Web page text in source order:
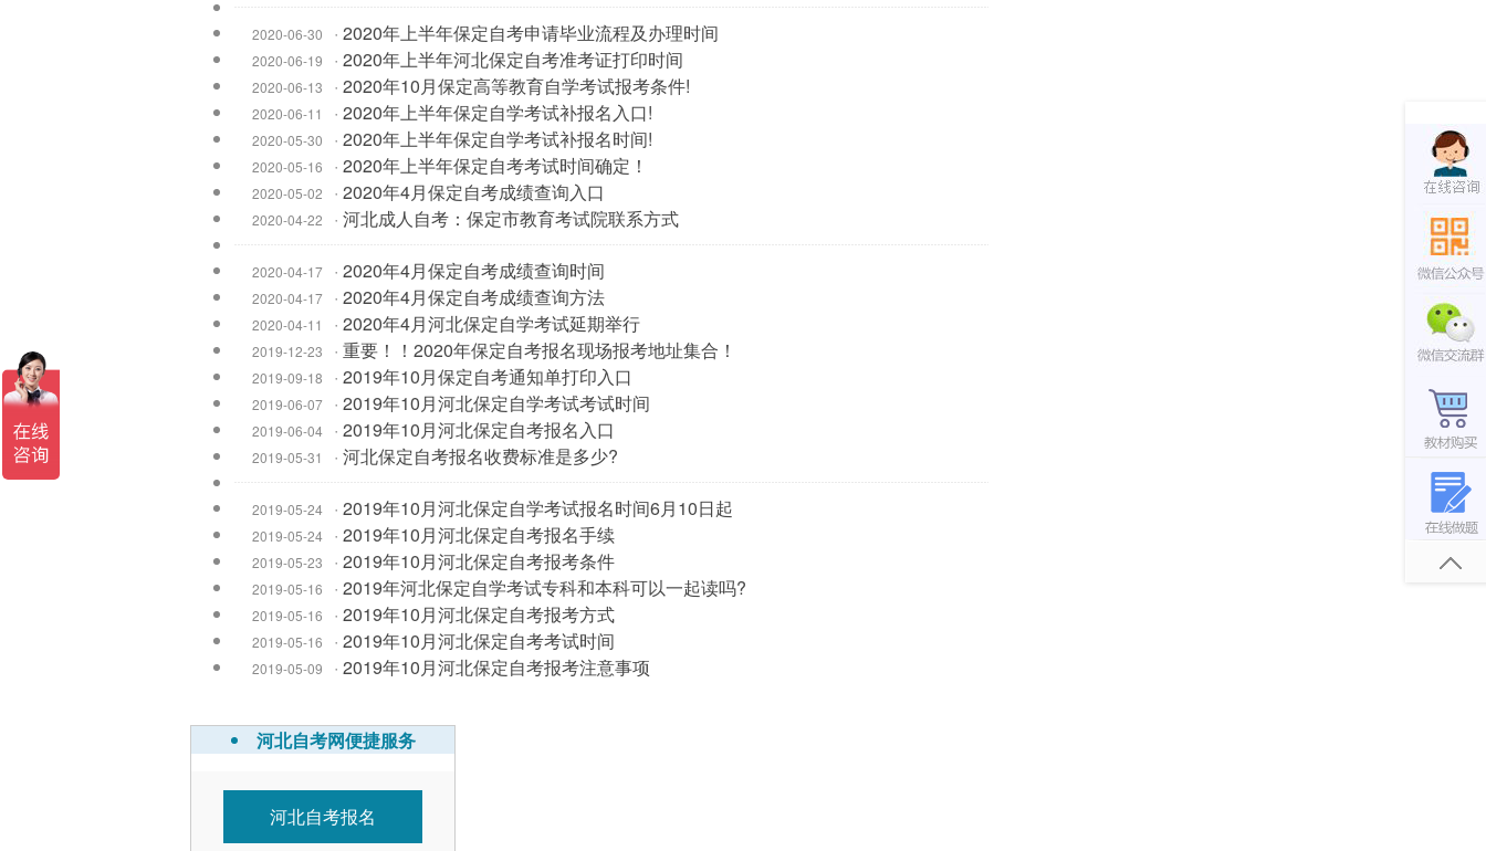
2020-06-30 · 2020年上半年保定自考申请毕业流程及办理时间
2020-06-19 · 2020年上半年河北保定自考准考证打印时间
2020-06-13 · 2020年10月保定高等教育自学考试报考条件!
2020-06-11 · 2020年上半年保定自学考试补报名入口!
2020-05-30 · 2020年上半年保定自学考试补报名时间!
2020-05-16 · 2020年上半年保定自考考试时间确定！
2020-05-02 · 2020年4月保定自考成绩查询入口
2020-04-22 · 河北成人自考：保定市教育考试院联系方式
2020-04-17 · 2020年4月保定自考成绩查询时间
2020-04-17 · 2020年4月保定自考成绩查询方法
2020-04-11 · 2020年4月河北保定自学考试延期举行
2019-12-23 · 重要！！2020年保定自考报名现场报考地址集合！
2019-09-18 · 2019年10月保定自考通知单打印入口
2019-06-07 · 2019年10月河北保定自学考试考试时间
2019-06-04 · 2019年10月河北保定自考报名入口
2019-05-31 · 河北保定自考报名收费标准是多少?
2019-05-24 · 2019年10月河北保定自学考试报名时间6月10日起
2019-05-24 · 2019年10月河北保定自考报名手续
2019-05-23 · 2019年10月河北保定自考报考条件
2019-05-16 · 2019年河北保定自学考试专科和本科可以一起读吗?
2019-05-16 · 2019年10月河北保定自考报考方式
2019-05-16 · 2019年10月河北保定自考考试时间
2019-05-09 · 2019年10月河北保定自考报考注意事项
河北自考网便捷服务
河北自考报名